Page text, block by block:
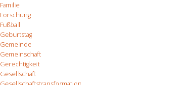
Familie
Forschung
Fußball
Geburtstag
Gemeinde
Gemeinschaft
Gerechtigkeit
Gesellschaft